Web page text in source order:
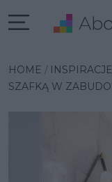
HOME INSPIRACJE
SZAFKĄ W